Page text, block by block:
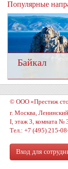
Популярные
Байкал
© ООО «Престиж
г. Москва,
I, этаж 3, комната №
Тел.: +7 (495) 215-
Вход для